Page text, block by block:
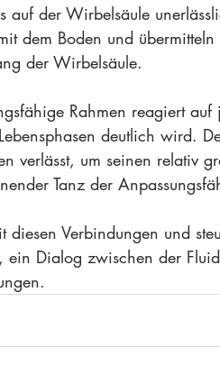
auf der Wirbelsäule
dem Boden und
der Wirbelsäule.
Rahmen reagiert auf
deutlich wird.
verlässt, um seinen relativ
Tanz der
Verbindungen und
ein Dialog zwischen der